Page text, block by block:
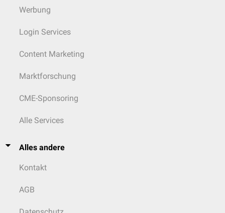
Werbung
Login Services
Content Marketing
Marktforschung
CME-Sponsoring
Alle Services
Alles andere
Kontakt
AGB